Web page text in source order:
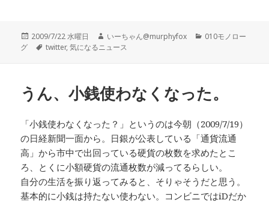
投
稿
2009/7/22 水曜日
作
成
いーちゃん@murphyfox
カ
010モノロー
グ
タ
twitter,気になるニュース
うん、小銭使わなくなった。
「小銭使わなくなった？」というのは今朝（2009/7/19）
の日経新聞一面から。日銀が公表している「通貨流通
高」から市中で出回っている硬貨の枚数を求めたとこ
ろ、とくに小額硬貨の流通枚数が減ってるらしい。
自分の生活を振り返ってみると、そりゃそうだと思う。
基本的に小銭は持たない使わない。コンビニではiDだか